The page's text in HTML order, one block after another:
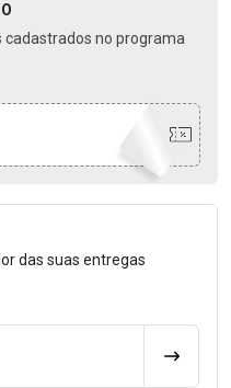
cadastrados no programa
o Frete
das suas entregas